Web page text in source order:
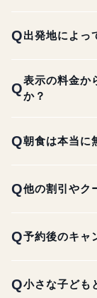
Q出発地によっ
Q表示の料金か
か？
Q朝食は本当に
Q他の割引やク
Q予約後のキャ
Q小さな子ども